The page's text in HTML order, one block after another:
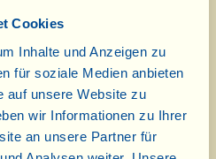
Cookies
Inhalte und Anzeigen zu
für soziale Medien anbieten
auf unsere Website zu
wir Informationen zu Ihrer
an unsere Partner für
den ersten
Frühlings.
viallinische